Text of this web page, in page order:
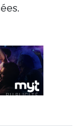
PUBLICITÉ